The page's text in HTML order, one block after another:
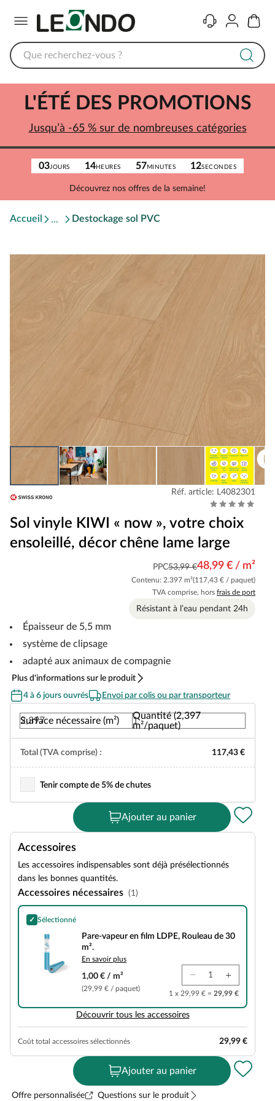
ContactComptePanier
03JOURS 14HEURES 57MINUTES 12SECONDES
Découvrez nos offres de la semaine!
L'ÉTÉ DES PROMOTIONS
Jusqu’à -65 % sur de nombreuses catégories
Accueil Destockage sol PVC
Réf. article: L4082301
Sol vinyle KIWI « now », votre choix
ensoleillé, décor chêne lame large
PPC53,99 €48,99 € / m²
Contenu: 2.397 m²(117,43 € / paquet)
TVA comprise, hors frais de port
Résistant à l’eau pendant 24h
Épaisseur de 5,5 mm
système de clipsage
adapté aux animaux de compagnie
Plus d'informations sur le produit
4 à 6 jours ouvrés
Envoi par colis ou par transporteur
Surface nécessaire (m²)
Quantité (2,397
m²/paquet)
Total (TVA comprise) : 117,43 €
Tenir compte de 5% de chutes
Ajouter au panier
Accessoires
Les accessoires indispensables sont déjà présélectionnés
dans les bonnes quantités.
Accessoires nécessaires (1)
✓ Sélectionné
Pare-vapeur en film LDPE, Rouleau de 30 m².
Pare-vapeur en film LDPE, Rouleau de 30
m².
En savoir plus
1,00 € / m²
(29,99 € / paquet)
1 x 29,99 € = 29,99 €
Découvrir tous les accessoires
Coût total accessoires sélectionnés 29,99 €
Ajouter au panier
Offre personnalisée Questions sur le produit